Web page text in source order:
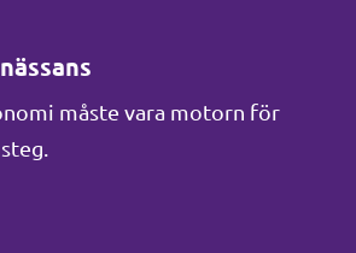
måste vara motorn för